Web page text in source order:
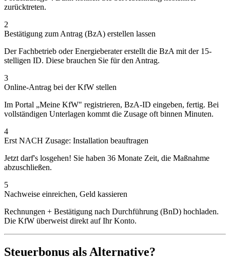
zurücktreten.
2
Bestätigung zum Antrag (BzA) erstellen lassen
Der Fachbetrieb oder Energieberater erstellt die BzA mit der 15-
stelligen ID. Diese brauchen Sie für den Antrag.
3
Online-Antrag bei der KfW stellen
Im Portal „Meine KfW" registrieren, BzA-ID eingeben, fertig. Bei
vollständigen Unterlagen kommt die Zusage oft binnen Minuten.
4
Erst NACH Zusage: Installation beauftragen
Jetzt darf's losgehen! Sie haben 36 Monate Zeit, die Maßnahme
abzuschließen.
5
Nachweise einreichen, Geld kassieren
Rechnungen + Bestätigung nach Durchführung (BnD) hochladen.
Die KfW überweist direkt auf Ihr Konto.
Steuerbonus als Alternative?